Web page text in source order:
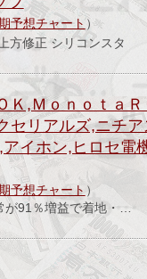
予想チャート）
修正 シリコンスタ
,Ｍｏｎｏｔａ
リアルズ,ニチ
イホン,ヒロセ電
予想チャート ）
が91％増益で着地・…